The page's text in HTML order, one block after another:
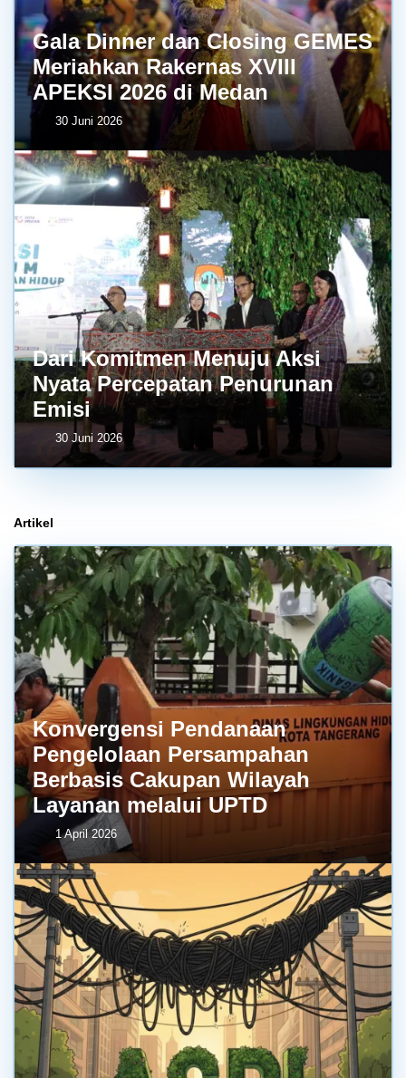
Gala Dinner dan Closing GEMES
Meriahkan Rakernas XVIII
APEKSI 2026 di Medan
30 Juni 2026
Dari Komitmen Menuju Aksi
Nyata Percepatan Penurunan
Emisi
30 Juni 2026
Artikel
Konvergensi Pendanaan
Pengelolaan Persampahan
Berbasis Cakupan Wilayah
Layanan melalui UPTD
1 April 2026